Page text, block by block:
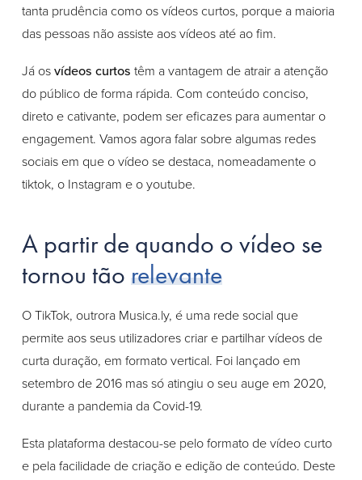
tanta prudência como os vídeos curtos, porque a maioria
das pessoas não assiste aos vídeos até ao fim.
Já osvídeos curtos têm a vantagem de atrair a atenção
do público de forma rápida. Com conteúdo conciso,
direto e cativante, podem ser eficazes para aumentar o
engagement. Vamos agora falar sobre algumas redes
sociais em que o vídeo se destaca, nomeadamente o
tiktok, o Instagram e o youtube.
A partir de quando o vídeo se
tornou tãorelevante
O TikTok, outrora Musica.ly, é uma rede social que
permite aos seus utilizadores criar e partilhar vídeos de
curta duração, em formato vertical. Foi lançado em
setembro de 2016 mas só atingiu o seu auge em 2020,
durante a pandemia da Covid-19.
Esta plataforma destacou-se pelo formato de vídeo curto
e pela facilidade de criação e edição de conteúdo. Deste